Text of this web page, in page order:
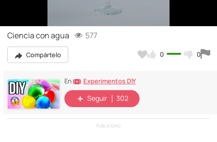
Video
Ciencia con agua 577
Compártelo 0 0
En Experimentos DIY
Seguir 302
PUBLICIDAD